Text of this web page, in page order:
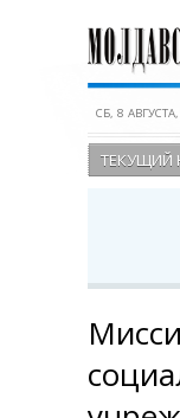
СБ, 8
ТЕКУЩИЙ